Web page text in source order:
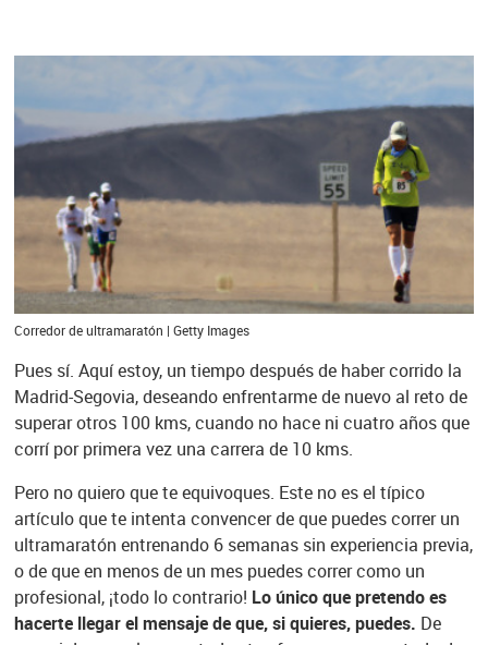
Corredor de ultramaratón | Getty Images
Pues sí. Aquí estoy, un tiempo después de haber corrido la
Madrid-Segovia, deseando enfrentarme de nuevo al reto de
superar otros 100 kms, cuando no hace ni cuatro años que
corrí por primera vez una carrera de 10 kms.
Pero no quiero que te equivoques. Este no es el típico
artículo que te intenta convencer de que puedes correr un
ultramaratón entrenando 6 semanas sin experiencia previa,
o de que en menos de un mes puedes correr como un
profesional, ¡todo lo contrario! Lo único que pretendo es
hacerte llegar el mensaje de que, si quieres, puedes. De